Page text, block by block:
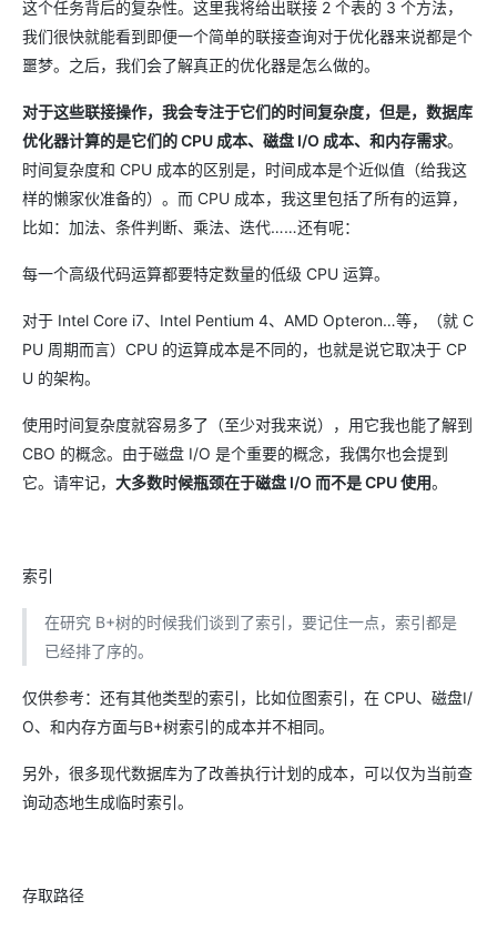
这个任务背后的复杂性。这里我将给出联接 2 个表的 3 个方法，
我们很快就能看到即便一个简单的联接查询对于优化器来说都是个
噩梦。之后，我们会了解真正的优化器是怎么做的。
对于这些联接操作，我会专注于它们的时间复杂度，但是，数据库
优化器计算的是它们的 CPU 成本、磁盘 I/O 成本、和内存需求。
时间复杂度和 CPU 成本的区别是，时间成本是个近似值（给我这
样的懒家伙准备的）。而 CPU 成本，我这里包括了所有的运算，
比如：加法、条件判断、乘法、迭代……还有呢：
每一个高级代码运算都要特定数量的低级 CPU 运算。
对于 Intel Core i7、Intel Pentium 4、AMD Opteron…等，（就 C
PU 周期而言）CPU 的运算成本是不同的，也就是说它取决于 CP
U 的架构。
使用时间复杂度就容易多了（至少对我来说），用它我也能了解到
CBO 的概念。由于磁盘 I/O 是个重要的概念，我偶尔也会提到
它。请牢记， 大多数时候瓶颈在于磁盘 I/O 而不是 CPU 使用。
索引
在研究 B+树的时候我们谈到了索引，要记住一点，索引都是
已经排了序的。
仅供参考：还有其他类型的索引，比如位图索引，在 CPU、磁盘I/
O、和内存方面与B+树索引的成本并不相同。
另外，很多现代数据库为了改善执行计划的成本，可以仅为当前查
询动态地生成临时索引。
存取路径